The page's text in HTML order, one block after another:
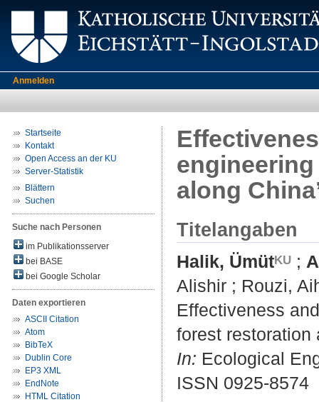
Anmelden
Startseite
Kontakt
Open Access an der KU
Server-Statistik
Blättern
Suchen
Suche nach Personen
im Publikationsserver
bei BASE
bei Google Scholar
Daten exportieren
ASCII Citation
Atom
BibTeX
Dublin Core
EP3 XML
EndNote
HTML Citation
along
Titelangaben
Halik, Ümüt ;
Alishir ; Rouzi,
Effectiveness
forest restoration
In: Ecological
ISSN 0925-8574